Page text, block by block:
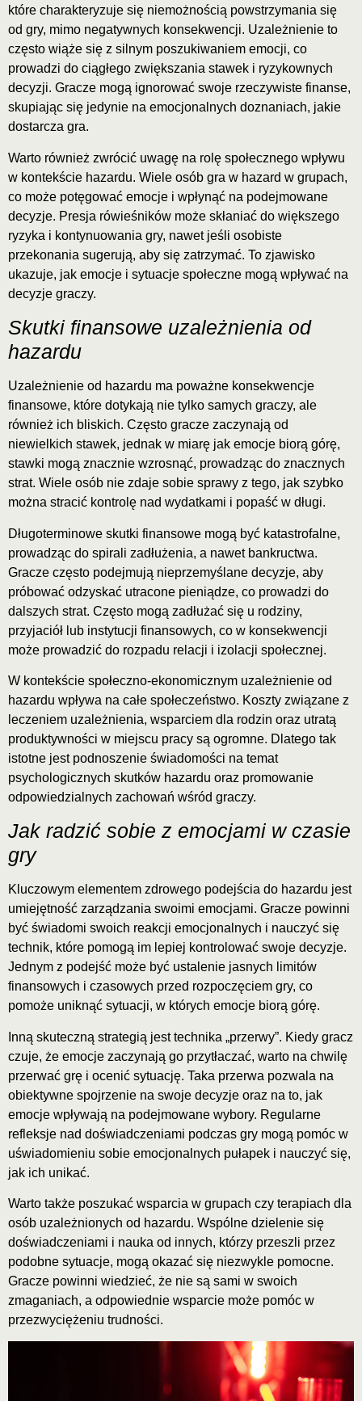
które charakteryzuje się niemożnością powstrzymania się
od gry, mimo negatywnych konsekwencji. Uzależnienie to
często wiąże się z silnym poszukiwaniem emocji, co
prowadzi do ciągłego zwiększania stawek i ryzykownych
decyzji. Gracze mogą ignorować swoje rzeczywiste finanse,
skupiając się jedynie na emocjonalnych doznaniach, jakie
dostarcza gra.
Warto również zwrócić uwagę na rolę społecznego wpływu
w kontekście hazardu. Wiele osób gra w hazard w grupach,
co może potęgować emocje i wpłynąć na podejmowane
decyzje. Presja rówieśników może skłaniać do większego
ryzyka i kontynuowania gry, nawet jeśli osobiste
przekonania sugerują, aby się zatrzymać. To zjawisko
ukazuje, jak emocje i sytuacje społeczne mogą wpływać na
decyzje graczy.
Skutki finansowe uzależnienia od
hazardu
Uzależnienie od hazardu ma poważne konsekwencje
finansowe, które dotykają nie tylko samych graczy, ale
również ich bliskich. Często gracze zaczynają od
niewielkich stawek, jednak w miarę jak emocje biorą górę,
stawki mogą znacznie wzrosnąć, prowadząc do znacznych
strat. Wiele osób nie zdaje sobie sprawy z tego, jak szybko
można stracić kontrolę nad wydatkami i popaść w długi.
Długoterminowe skutki finansowe mogą być katastrofalne,
prowadząc do spirali zadłużenia, a nawet bankructwa.
Gracze często podejmują nieprzemyślane decyzje, aby
próbować odzyskać utracone pieniądze, co prowadzi do
dalszych strat. Często mogą zadłużać się u rodziny,
przyjaciół lub instytucji finansowych, co w konsekwencji
może prowadzić do rozpadu relacji i izolacji społecznej.
W kontekście społeczno-ekonomicznym uzależnienie od
hazardu wpływa na całe społeczeństwo. Koszty związane z
leczeniem uzależnienia, wsparciem dla rodzin oraz utratą
produktywności w miejscu pracy są ogromne. Dlatego tak
istotne jest podnoszenie świadomości na temat
psychologicznych skutków hazardu oraz promowanie
odpowiedzialnych zachowań wśród graczy.
Jak radzić sobie z emocjami w czasie
gry
Kluczowym elementem zdrowego podejścia do hazardu jest
umiejętność zarządzania swoimi emocjami. Gracze powinni
być świadomi swoich reakcji emocjonalnych i nauczyć się
technik, które pomogą im lepiej kontrolować swoje decyzje.
Jednym z podejść może być ustalenie jasnych limitów
finansowych i czasowych przed rozpoczęciem gry, co
pomoże uniknąć sytuacji, w których emocje biorą górę.
Inną skuteczną strategią jest technika „przerwy”. Kiedy gracz
czuje, że emocje zaczynają go przytłaczać, warto na chwilę
przerwać grę i ocenić sytuację. Taka przerwa pozwala na
obiektywne spojrzenie na swoje decyzje oraz na to, jak
emocje wpływają na podejmowane wybory. Regularne
refleksje nad doświadczeniami podczas gry mogą pomóc w
uświadomieniu sobie emocjonalnych pułapek i nauczyć się,
jak ich unikać.
Warto także poszukać wsparcia w grupach czy terapiach dla
osób uzależnionych od hazardu. Wspólne dzielenie się
doświadczeniami i nauka od innych, którzy przeszli przez
podobne sytuacje, mogą okazać się niezwykle pomocne.
Gracze powinni wiedzieć, że nie są sami w swoich
zmaganiach, a odpowiednie wsparcie może pomóc w
przezwyciężeniu trudności.